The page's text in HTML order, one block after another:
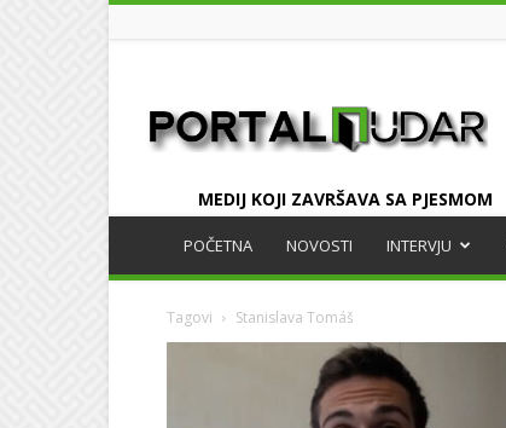
MEDIJ KOJI ZAVRŠAVA SA PJESMOM
POČETNA NOVOSTI INTERVJU
Tagovi Stanislava Tomáš